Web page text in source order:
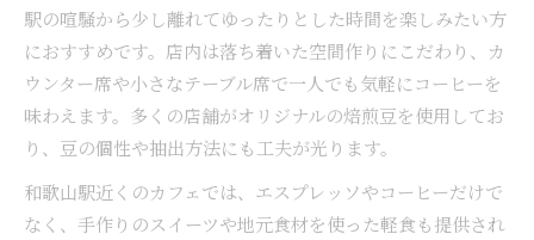
駅の喧騒から少し離れてゆったりとした時間を楽しみたい方
におすすめです。店内は落ち着いた空間作りにこだわり、カ
ウンター席や小さなテーブル席で一人でも気軽にコーヒーを
味わえます。多くの店舗がオリジナルの焙煎豆を使用してお
り、豆の個性や抽出方法にも工夫が光ります。
和歌山駅近くのカフェでは、エスプレッソやコーヒーだけで
なく、手作りのスイーツや地元食材を使った軽食も提供され